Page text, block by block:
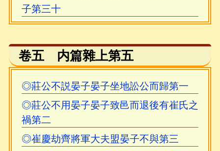
子第三十
卷五 内篇雜上第五
◎莊公不説晏子晏子坐地訟公而歸第一
◎莊公不用晏子晏子致邑而退後有崔氏之
禍第二
◎崔慶劫齊將軍大夫盟晏子不與第三